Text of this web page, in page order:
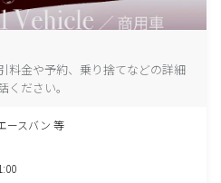
料金や予約、乗り捨てなどの詳細
ださい。
ースバン 等